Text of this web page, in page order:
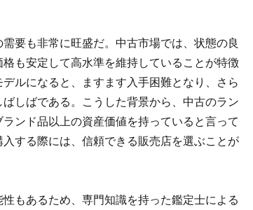
要も非常に旺盛だ。中古市場では、状態の良
も安定して高水準を維持していることが特徴
ルになると、ますます入手困難となり、さら
しばである。こうした背景から、中古のラン
ンド品以上の資産価値を持っていると言って
する際には、信頼できる販売店を選ぶことが
もあるため、専門知識を持った鑑定士による